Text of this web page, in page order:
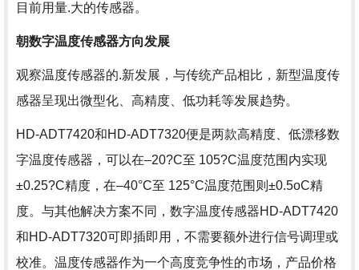
目前用量.大的传感器。
朝数字温度传感器方向发展
观察温度传感器的.新发展，与传统产品相比，新型温度传
感器呈现出微型化、高精度、低功耗等发展趋势。
HD-ADT7420和HD-ADT7320便是两款高精度、低漂移数
字温度传感器，可以在–20?C至 105?C温度范围内实现
±0.25?C精度，在–40°C至 125°C温度范围则±0.5oC精
度。与其他解决方案不同，数字温度传感器HD-ADT7420
和HD-ADT7320可即插即用，不需要额外进行信号调理或
校准。温度传感器作为一个高度竞争性的市场，产品价格